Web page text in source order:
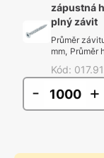
zápustná
plný závit
Průměr
mm, Průměr
Kód:
- +